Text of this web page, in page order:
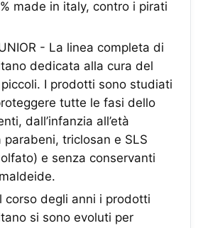
made in italy, contro i pirati
- La linea completa di
dedicata alla cura del
I prodotti sono studiati
tutte le fasi dello
dall’infanzia all’età
parabeni, triclosan e SLS
e senza conservanti
corso degli anni i prodotti
si sono evoluti per